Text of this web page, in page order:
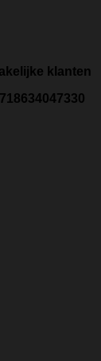
klanten